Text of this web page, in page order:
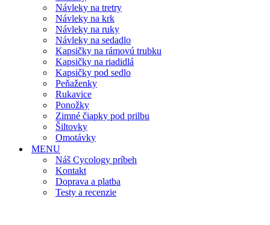
Návleky na tretry
Návleky na krk
Návleky na ruky
Návleky na sedadlo
Kapsičky na rámovú trubku
Kapsičky na riadidlá
Kapsičky pod sedlo
Peňaženky
Rukavice
Ponožky
Zimné čiapky pod prilbu
Šiltovky
Omotávky
MENU
Náš Cycology príbeh
Kontakt
Doprava a platba
Testy a recenzie